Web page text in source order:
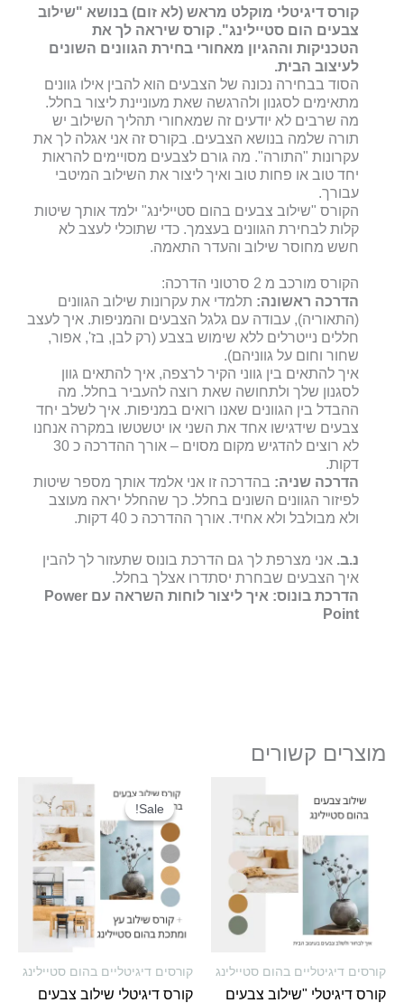
קורס דיגיטלי מוקלט מראש (לא זום) בנושא "שילוב
צבעים הום סטיילינג". קורס שיראה לך את
הטכניקות וההגיון מאחורי בחירת הגוונים השונים
לעיצוב הבית.
הסוד בבחירה נכונה של הצבעים הוא להבין אילו גוונים
מתאימים לסגנון ולהרגשה שאת מעוניינת ליצור בחלל.
מה שרבים לא יודעים זה שמאחורי תהליך השילוב יש
תורה שלמה בנושא הצבעים. בקורס זה אני אגלה לך את
עקרונות "התורה". מה גורם לצבעים מסויימים להראות
יחד טוב או פחות טוב ואיך ליצור את השילוב המיטבי
עבורך.
הקורס "שילוב צבעים בהום סטיילינג" ילמד אותך שיטות
קלות לבחירת הגוונים בעצמך. כדי שתוכלי לעצב לא
חשש מחוסר שילוב והעדר התאמה.
הקורס מורכב מ 2 סרטוני הדרכה:
הדרכה ראשונה: תלמדי את עקרונות שילוב הגוונים
(התאוריה), עבודה עם גלגל הצבעים והמניפות. איך לעצב
חללים נייטרלים ללא שימוש בצבע (רק לבן, בז', אפור,
שחור וחום על גווניהם).
איך להתאים בין גווני הקיר לרצפה, איך להתאים גוון
לסגנון שלך ולתחושה שאת רוצה להעביר בחלל. מה
ההבדל בין הגוונים שאנו רואים במניפות. איך לשלב יחד
צבעים שידגישו אחד את השני או יטשטשו במקרה אנחנו
לא רוצים להדגיש מקום מסוים – אורך ההדרכה כ 30
דקות.
הדרכה שניה: בהדרכה זו אני אלמד אותך מספר שיטות
לפיזור הגוונים השונים בחלל. כך שהחלל יראה מעוצב
ולא מבולבל ולא אחיד. אורך ההדרכה כ 40 דקות.
נ.ב. אני מצרפת לך גם הדרכת בונוס שתעזור לך להבין
איך הצבעים שבחרת יסתדרו אצלך בחלל.
הדרכת בונוס: איך ליצור לוחות השראה עם Power
Point
מוצרים קשורים
קורסים דיגיטליים בהום סטיילינג
קורס דיגיטלי "שילוב צבעים
Sale!
Sale!
קורסים דיגיטליים בהום סטיילינג
קורס דיגיטלי שילוב צבעים